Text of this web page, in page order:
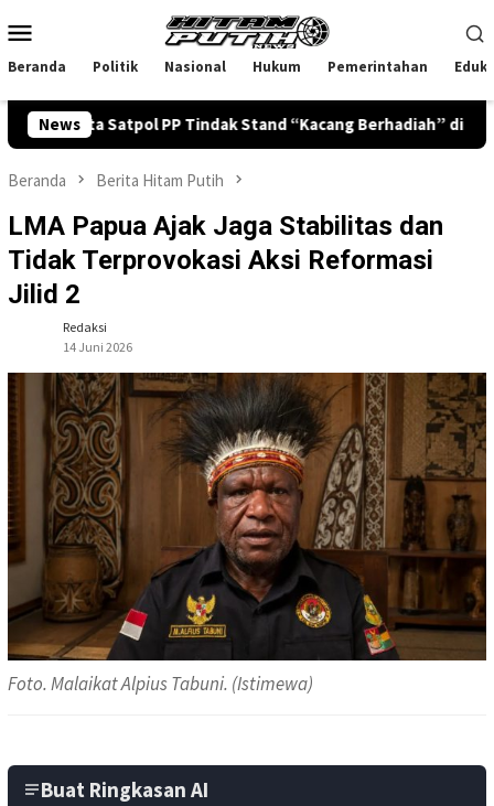
ke
Mobile
Beranda Politik Nasional Hukum Pemerintahan
News
Satpol PP Tindak Stand “Kacang Berhadiah” di Pasar Malam
Beranda Berita Hitam Putih
LMA Papua Ajak Jaga Stabilitas dan
Tidak Terprovokasi Aksi Reformasi
Jilid 2
Redaksi
14 Juni 2026
Foto. Malaikat Alpius Tabuni. (Istimewa)
Buat Ringkasan AI